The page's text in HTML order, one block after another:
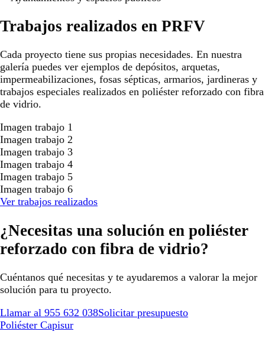
Trabajos realizados en PRFV
Cada proyecto tiene sus propias necesidades. En nuestra
galería puedes ver ejemplos de depósitos, arquetas,
impermeabilizaciones, fosas sépticas, armarios, jardineras y
trabajos especiales realizados en poliéster reforzado con fibra
de vidrio.
Imagen trabajo 1
Imagen trabajo 2
Imagen trabajo 3
Imagen trabajo 4
Imagen trabajo 5
Imagen trabajo 6
Ver trabajos realizados
¿Necesitas una solución en poliéster
reforzado con fibra de vidrio?
Cuéntanos qué necesitas y te ayudaremos a valorar la mejor
solución para tu proyecto.
Llamar al 955 632 038Solicitar presupuesto
Poliéster Capisur